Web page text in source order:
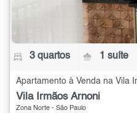
3 quartos 1 suíte
Vila Irmãos Arnoni
Zona Norte - São Paulo